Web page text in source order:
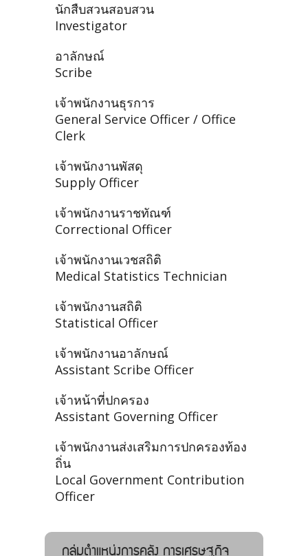
นักสืบสวนสอบสวน
Investigator
อาลักษณ์
Scribe
เจ้าพนักงานธุรการ
General Service Officer / Office
Clerk
เจ้าพนักงานพัสดุ
Supply Officer
เจ้าพนักงานราชทัณฑ์
Correctional Officer
เจ้าพนักงานเวชสถิติ
Medical Statistics Technician
เจ้าพนักงานสถิติ
Statistical Officer
เจ้าพนักงานอาลักษณ์
Assistant Scribe Officer
เจ้าหน้าที่ปกครอง
Assistant Governing Officer
เจ้าพนักงานส่งเสริมการปกครองท้อง
ถิ่น
Local Government Contribution
Officer
กลุ่มตำแหน่งการคลัง การเศรษฐกิจ